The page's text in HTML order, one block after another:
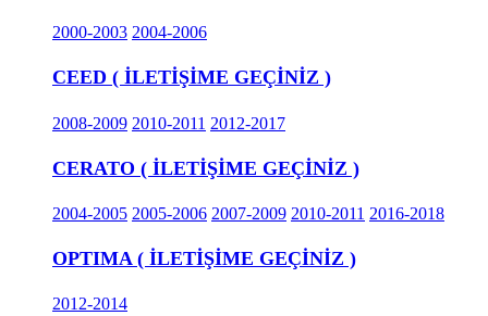
2000-2003 2004-2006
CEED ( İLETİŞİME GEÇİNİZ )
2008-2009 2010-2011 2012-2017
CERATO ( İLETİŞİME GEÇİNİZ )
2004-2005 2005-2006 2007-2009 2010-2011 2016-2018
OPTIMA ( İLETİŞİME GEÇİNİZ )
2012-2014